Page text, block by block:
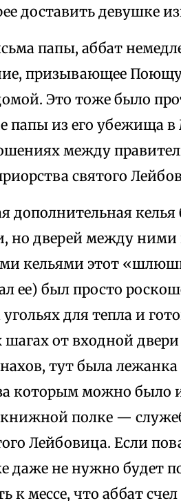
доставить девушке
папы, аббат
призывающее
Это тоже было
папы из его убежища
между
святого
дополнительная
но дверей между ними
кельями этот
ее) был просто
для тепла и
шагах от входной
тут была
которым можно было и
полке —
Лейбовица. Если
даже не нужно будет
к мессе, что аббат